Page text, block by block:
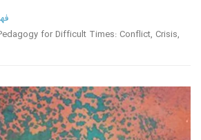
for Difficult Times: Conflict, Crisis,